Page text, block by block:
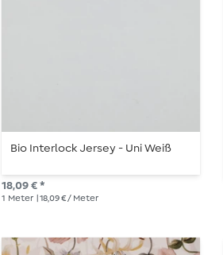
Bio Interlock Jersey - Uni Weiß
18,09 € *
1 Meter | 18,09 € / Meter